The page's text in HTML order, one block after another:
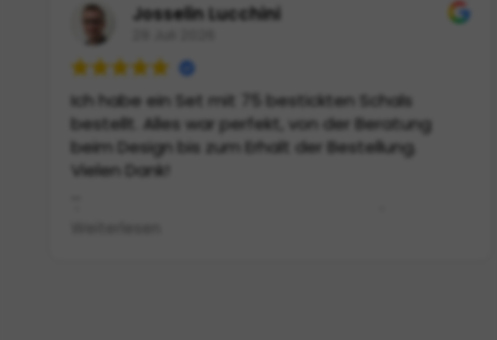
Josselin Lucchini
Ich habe ein Set mit 75 bestickten Schals
bestellt. Alles war perfekt, von der Beratung
beim Design bis zum Erhalt der Bestellung.
Vielen Dank!